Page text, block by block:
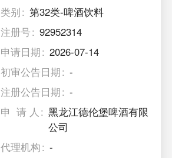
类别
第32类-啤酒饮料
注册号
92952314
申请日期
2026-07-14
初审公告日期
-
注册公告日期
-
申 请 人
黑龙江德伦堡啤酒有限
公司
代理机构
-